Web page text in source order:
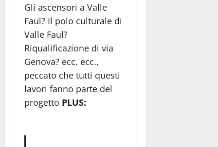
Gli ascensori a Valle
Faul? Il polo culturale di
Valle Faul?
Riqualificazione di via
Genova? ecc. ecc.,
peccato che tutti questi
lavori fanno parte del
progetto PLUS: